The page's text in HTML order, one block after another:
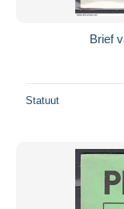
Brief
Statuut